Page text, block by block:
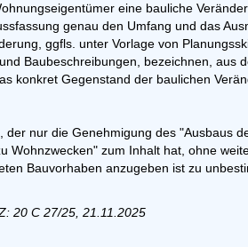
eine bauliche
genau den Umfang und das
ggfls. unter Vorlage von
Baubeschreibungen, bezeichnen, aus
konkret Gegenstand der baulichen
der nur die Genehmigung des "Ausbaus
Wohnzwecken" zum Inhalt hat, ohne
Bauvorhaben anzugeben ist zu
20 C 27/25, 21.11.2025